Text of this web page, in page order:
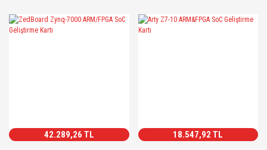
42.289,26 TL 18.547,92 TL